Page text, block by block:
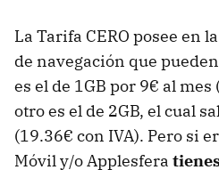
La Tarifa CERO posee en
de navegación que
es el de 1GB por 9€ al
otro es el de 2GB, el cual
(19.36€ con IVA). Pero si
Móvil y/o Applesfera